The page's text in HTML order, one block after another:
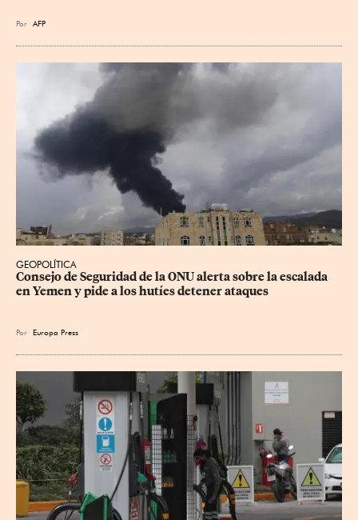
Por AFP
GEOPOLÍTICA
Consejo de Seguridad de la ONU alerta sobre la escalada
en Yemen y pide a los hutíes detener ataques
Por Europa Press